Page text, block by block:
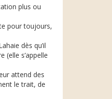
plus ou
pour toujours,
dès qu’il
s’appelle
attend des
le trait, de